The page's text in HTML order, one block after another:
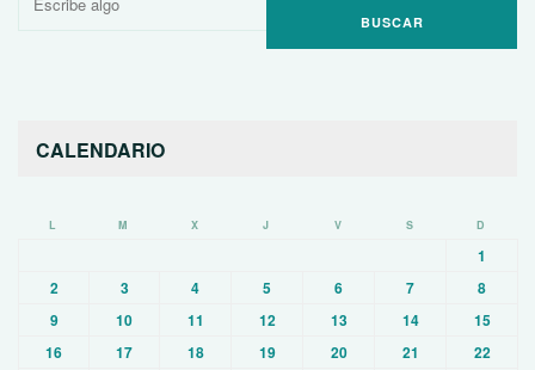
CALENDARIO
L M X J V S D
1
2
3 4 5 6 7
8
9
10 11 12 13 14
15
16
17 18 19 20 21
22